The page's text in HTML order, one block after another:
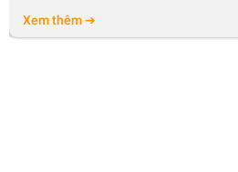
Xem thêm ➔